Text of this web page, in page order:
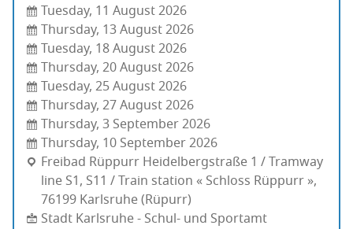
Tuesday, 11 August 2026
Thursday, 13 August 2026
Tuesday, 18 August 2026
Thursday, 20 August 2026
Tuesday, 25 August 2026
Thursday, 27 August 2026
Thursday, 3 September 2026
Thursday, 10 September 2026
Frei­bad Rüppurr Hei­del­berg­straße 1 / Tram­way
line S1, S11 / Train sta­tion « Schloss Rüppurr »,
76199 Karls­ruhe (Rüpurr)
Stadt Karlsruhe - Schul- und Sportamt